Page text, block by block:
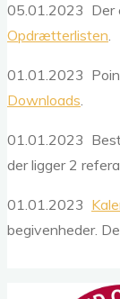
05.01.2023 Der
Opdrætterlisten.
01.01.2023
Downloads.
01.01.2023
der ligger 2
01.01.2023
begivenheder.